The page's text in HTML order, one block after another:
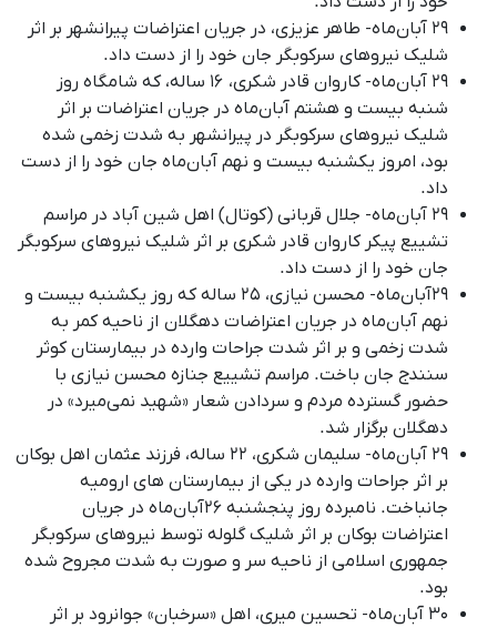
۲۹ آبان‌ماه- طاهر عزیزی، در جریان اعتراضات پیرانشهر بر اثر
شلیک نیروهای سرکوبگر جان خود را از دست داد.
۲۹ آبان‌ماه- کاروان قادر شکری، ۱۶ ساله، که شامگاه روز
شنبه بیست و هشتم آبان‌ماه در جریان اعتراضات بر اثر
شلیک نیروهای سرکوبگر در پیرانشهر به شدت زخمی شده
بود، امروز یکشنبه بیست و نهم آبان‌ماه جان خود را از دست
داد.
۲۹ آبان‌ماه- جلال قربانی (کوتال) اهل شین آباد در مراسم
تشییع پیکر کاروان قادر شکری بر اثر شلیک نیروهای سرکوبگر
جان خود را از دست داد.
۲۹آبان‌ماه- محسن نیازی، ٢۵ سالە که روز یکشنبە بیست و
نهم آبان‌ماە در جریان اعتراضات دهگلان از ناحیه کمر به
شدت زخمی و بر اثر شدت جراحات واردە در بیمارستان کوثر
سنندج جان‌ باخت. مراسم تشییع جنازه محسن نیازی با
حضور گسترده مردم و سردادن شعار «شهید نمی‌میرد» در
دهگلان برگزار شد.
۲۹ آبان‌ماه- سلیمان شکری، ٢٢ سالە، فرزند عثمان اهل بوکان
بر اثر جراحات واردە در یکی از بیمارستان های ارومیە
جانباخت. نامبردە روز پنجشنبە ۲۶آبان‌ماه در جریان
اعتراضات بوکان بر اثر شلیک گلولە توسط نیروهای سرکوبگر
جمهوری اسلامی از ناحیە سر و صورت بە شدت مجروح شدە
بود.
۳۰ آبان‌ماه- تحسین میری، اهل «سرخبان» جوانرود بر اثر